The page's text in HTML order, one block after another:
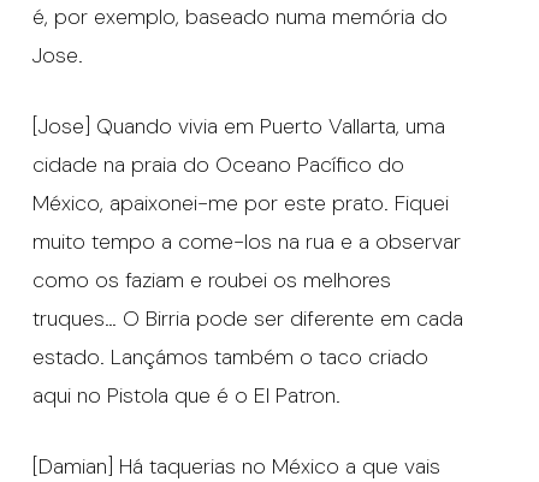
é, por exemplo, baseado numa memória do
Jose.
[Jose] Quando vivia em Puerto Vallarta, uma
cidade na praia do Oceano Pacífico do
México, apaixonei-me por este prato. Fiquei
muito tempo a come-los na rua e a observar
como os faziam e roubei os melhores
truques… O Birria pode ser diferente em cada
estado. Lançámos também o taco criado
aqui no Pistola que é o El Patron.
[Damian] Há taquerias no México a que vais